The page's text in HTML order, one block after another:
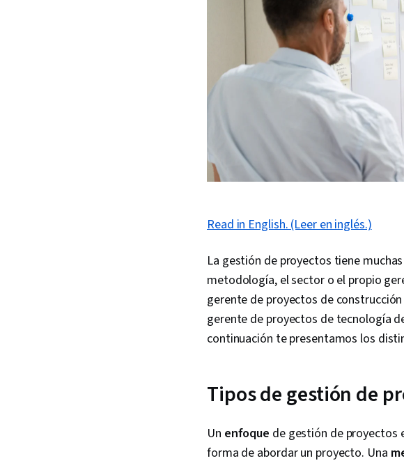
Read in English. (Leer en inglés.)
La gestión de proyectos tiene
metodología, el sector o el propio
gerente de proyectos de
gerente de proyectos de tecnología
continuación te presentamos los
Tipos de gestión de
Un enfoque de gestión de proyectos
forma de abordar un proyecto. Una